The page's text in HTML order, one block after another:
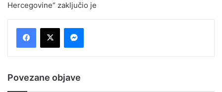
Hercegovine“ zaključio je
Povezane objave